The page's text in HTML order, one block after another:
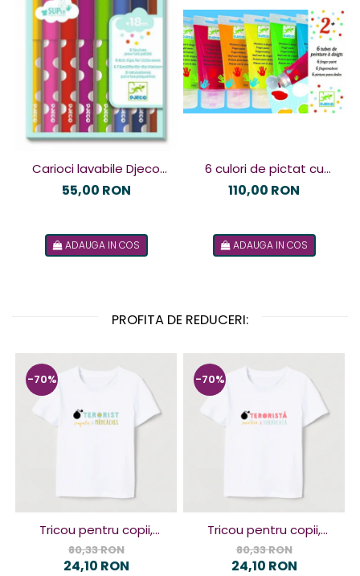
Carioci lavabile Djeco
pentru cei mici
55,00 RON
ADAUGA IN COS
6 culori de pictat cu
mâna Djeco
110,00 RON
ADAUGA IN COS
PROFITA DE REDUCERI:
-70%
Tricou pentru copii,
design Terorist
80,33 RON
24,10 RON
-70%
Tricou pentru copii,
design Terorista
80,33 RON
24,10 RON